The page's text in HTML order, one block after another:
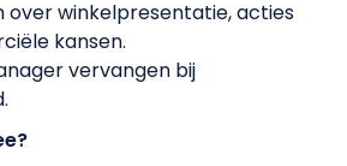
over winkelpresentatie, acties
kansen.
vervangen bij